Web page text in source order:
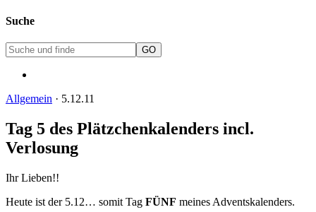
Suche
Allgemein · 5.12.11
Tag 5 des Plätzchenkalenders incl.
Verlosung
Ihr Lieben!!
Heute ist der 5.12… somit Tag FÜNF meines Adventskalenders.